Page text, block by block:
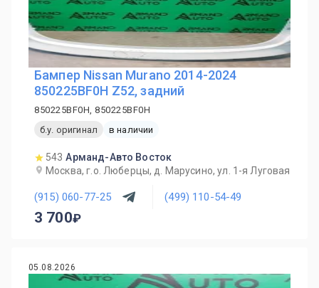
Бампер Nissan Murano 2014-2024
850225BF0H Z52, задний
850225BF0H, 850225BF0H
б.у. оригинал
в наличии
543 Арманд-Авто Восток
Москва, г.о. Люберцы, д. Марусино, ул. 1-я Луговая
(915) 060-77-25 (499) 110-54-49
3 700
05.08.2026